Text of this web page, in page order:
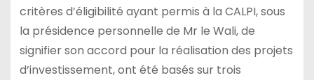
critères d’éligibilité ayant permis à la CALPI, sous
la présidence personnelle de Mr le Wali, de
signifier son accord pour la réalisation des projets
d’investissement, ont été basés sur trois